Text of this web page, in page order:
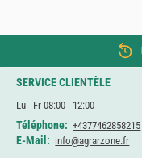
SERVICE CLIENTÈLE
Lu - Fr 08:00 - 12:00
Téléphone: +4377462858215
E-Mail: info@agrarzone.fr